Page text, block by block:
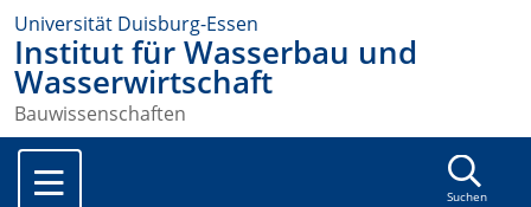
Universität Duisburg-Essen
Institut für Wasserbau und
Wasserwirtschaft
Bauwissenschaften
Suchen